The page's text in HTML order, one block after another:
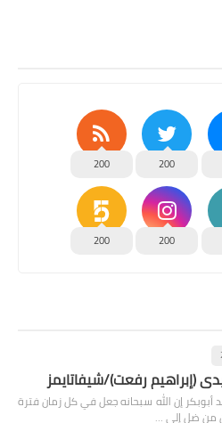
200
200
200
200
(إبراهيم رفعت)/شيفاتايمز
أبوبكر إن الله سبحانه جعل في كل زمان فترة
من ضل إلى …